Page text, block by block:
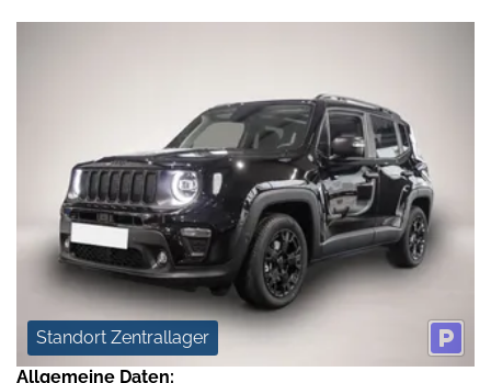
Standort Zentrallager
Allgemeine Daten: